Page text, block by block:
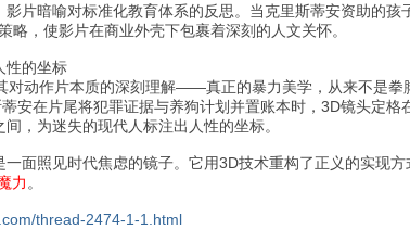
片暗喻对标准化教育体系的反思。当克里斯蒂安资助的
略，使影片在商业外壳下包裹着深刻的人文关怀。
性的坐标
对动作片本质的深刻理解——真正的暴力美学，从来不是
安在片尾将犯罪证据与养狗计划并置账本时，3D镜头定
，为迷失的现代人标注出人性的坐标。
面照见时代焦虑的镜子。它用3D技术重构了正义的实现
力 。
thread-2474-1-1.html